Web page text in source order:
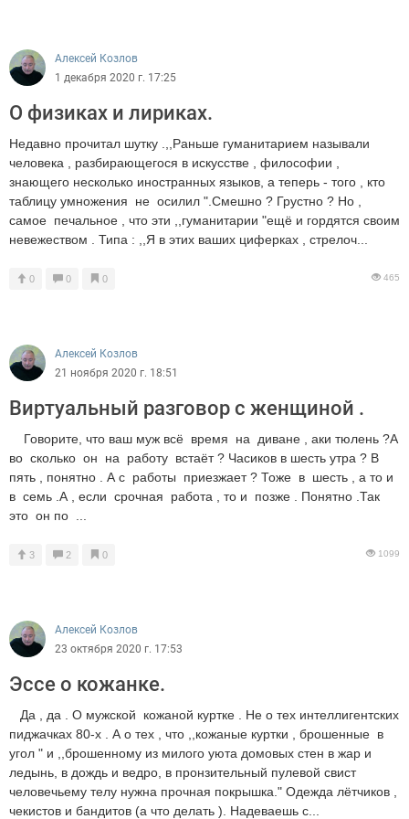
Алексей Козлов
1 декабря 2020 г. 17:25
О физиках и лириках.
Недавно прочитал шутку .,,Раньше гуманитарием называли
человека , разбирающегося в искусстве , философии ,
знающего несколько иностранных языков, а теперь - того , кто
таблицу умножения не осилил ".Смешно ? Грустно ? Но ,
самое печальное , что эти ,,гуманитарии "ещё и гордятся своим
невежеством . Типа : ,,Я в этих ваших циферках , стрелоч...
0 0 0 465
Алексей Козлов
21 ноября 2020 г. 18:51
Виртуальный разговор с женщиной .
Говорите, что ваш муж всё время на диване , аки тюлень ?А
во сколько он на работу встаёт ? Часиков в шесть утра ? В
пять , понятно . А с работы приезжает ? Тоже в шесть , а то и
в семь .А , если срочная работа , то и позже . Понятно .Так
это он по ...
3 2 0 1099
Алексей Козлов
23 октября 2020 г. 17:53
Эссе о кожанке.
Да , да . О мужской кожаной куртке . Не о тех интеллигентских
пиджачках 80-х . А о тех , что ,,кожаные куртки , брошенные в
угол " и ,,брошенному из милого уюта домовых стен в жар и
ледынь, в дождь и ведро, в пронзительный пулевой свист
человечьему телу нужна прочная покрышка." Одежда лётчиков ,
чекистов и бандитов (а что делать ). Надеваешь с...